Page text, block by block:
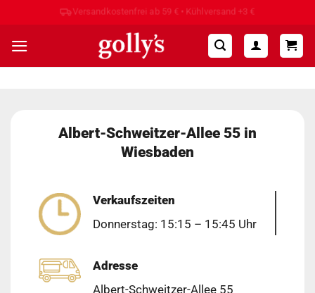
springen
Hohe Kundenzufriedenheit ⭐⭐⭐⭐⭐
Albert-Schweitzer-Allee 55 in
Wiesbaden
Verkaufszeiten
Donnerstag: 15:15 – 15:45 Uhr
Adresse
Albert-Schweitzer-Allee 55